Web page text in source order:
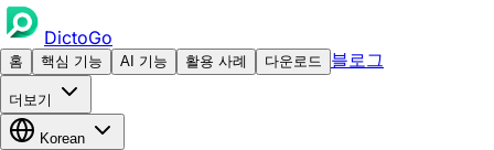
DictoGo
홈 핵심 기능 AI 기능 활용 사례 다운로드 블로그
더보기
Korean